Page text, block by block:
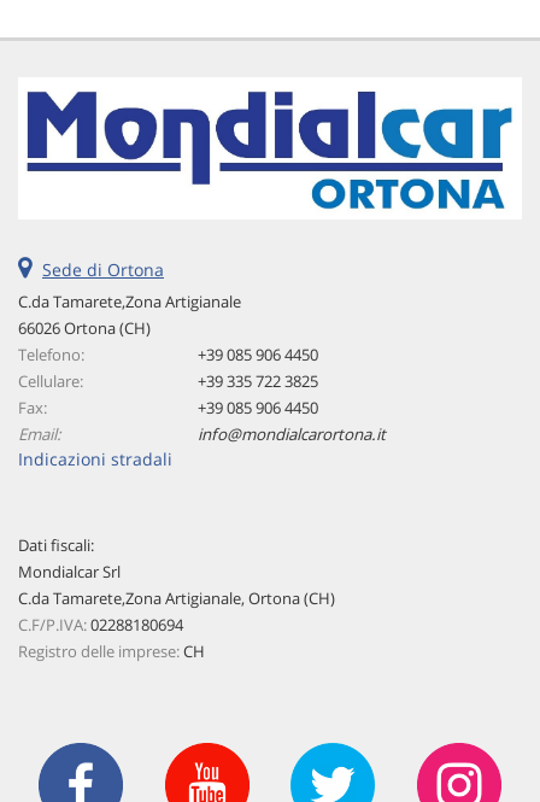
Sede di Ortona
C.da Tamarete,Zona Artigianale
66026 Ortona (CH)
Telefono:
+39 085 906 4450
Cellulare:
+39 335 722 3825
Fax:
+39 085 906 4450
Email:
info@mondialcarortona.it
Indicazioni stradali
Dati fiscali:
Mondialcar Srl
C.da Tamarete,Zona Artigianale, Ortona (CH)
C.F/P.IVA:02288180694
Registro delle imprese:CH